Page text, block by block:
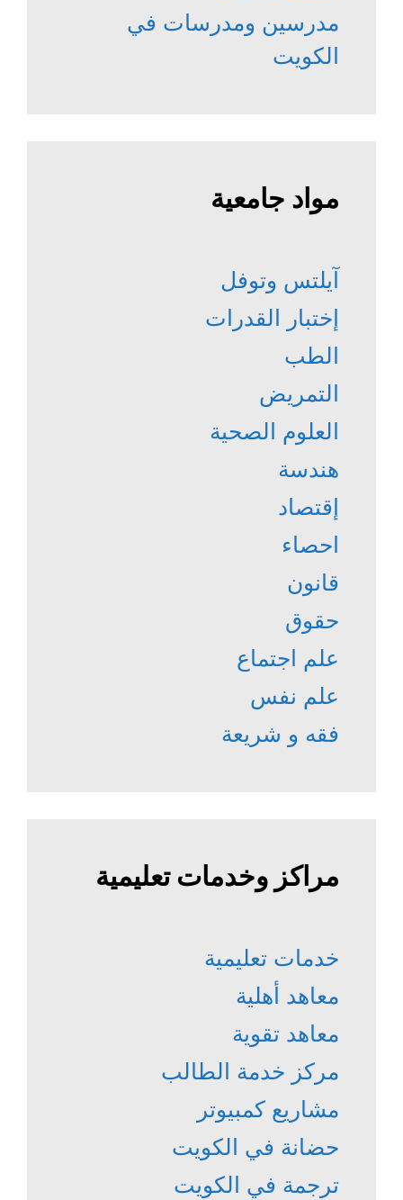
مدرسين ومدرسات في
الكويت
مواد جامعية
آيلتس وتوفل
إختبار القدرات
الطب
التمريض
العلوم الصحية
هندسة
إقتصاد
احصاء
قانون
حقوق
علم اجتماع
علم نفس
فقه و شريعة
مراكز وخدمات تعليمية
خدمات تعليمية
معاهد أهلية
معاهد تقوية
مركز خدمة الطالب
مشاريع كمبيوتر
حضانة في الكويت
ترجمة في الكويت